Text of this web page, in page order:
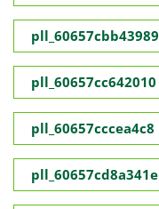
pll_60657cbb43989
pll_60657cc642010
pll_60657cccea4c8
pll_60657cd8a341e